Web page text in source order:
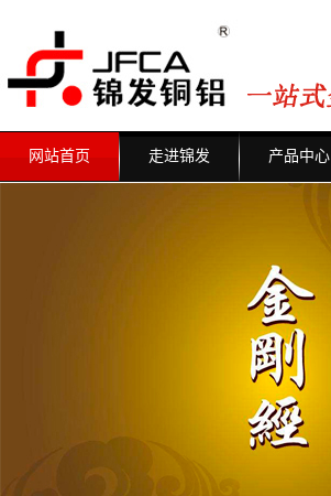
网站首页 走进锦发 产品中心